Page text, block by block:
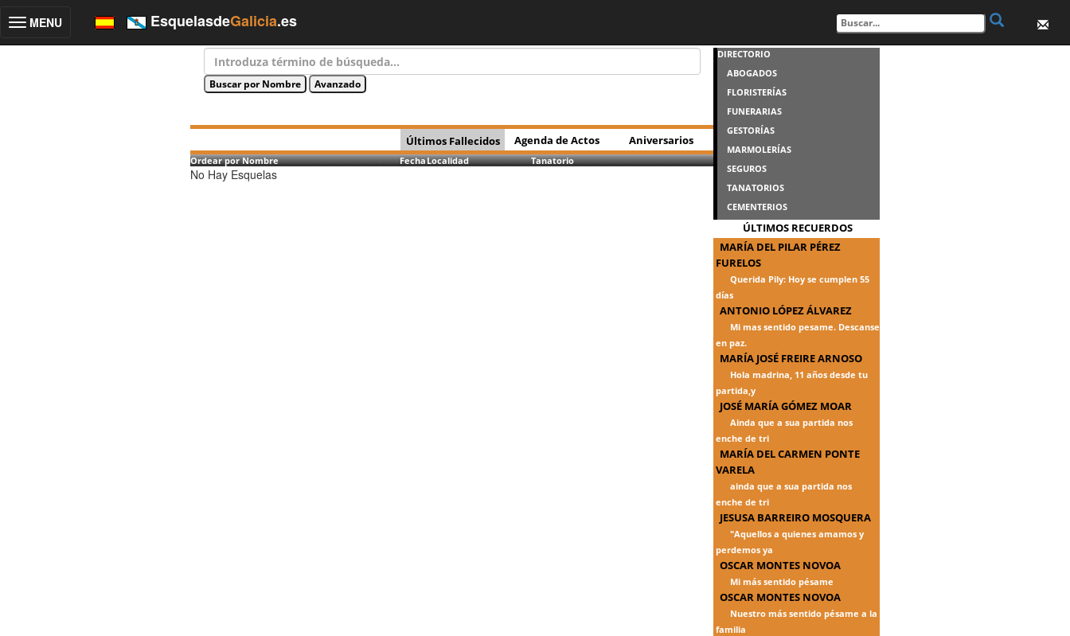
Toggle
MENU EsquelasdeGalicia.es
Últimos Fallecidos Agenda de Actos Aniversarios
Ordear por Nombre FechaLocalidad Tanatorio
No Hay Esquelas
DIRECTORIO
ABOGADOS
FLORISTERÍAS
FUNERARIAS
GESTORÍAS
MARMOLERÍAS
SEGUROS
TANATORIOS
CEMENTERIOS
ÚLTIMOS RECUERDOS
MARÍA DEL PILAR PÉREZ
FURELOS
Querida Pily: Hoy se cumplen 55
días
ANTONIO LÓPEZ ÁLVAREZ
Mi mas sentido pesame. Descanse
en paz.
MARÍA JOSÉ FREIRE ARNOSO
Hola madrina, 11 años desde tu
partida,y
JOSÉ MARÍA GÓMEZ MOAR
Ainda que a sua partida nos
enche de tri
MARÍA DEL CARMEN PONTE
VARELA
ainda que a sua partida nos
enche de tri
JESUSA BARREIRO MOSQUERA
"Aquellos a quienes amamos y
perdemos ya
OSCAR MONTES NOVOA
Mi más sentido pésame
OSCAR MONTES NOVOA
Nuestro más sentido pésame a la
familia